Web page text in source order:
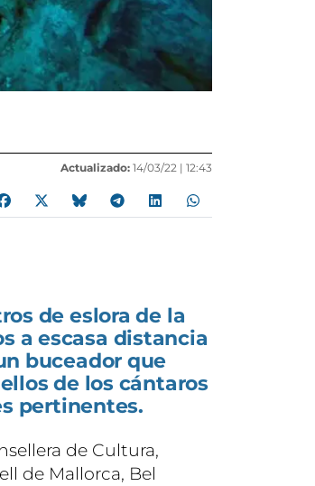
Actualizado: 14/03/22 | 12:43
de eslora de la
a escasa distancia
buceador que
de los cántaros
pertinentes.
de Cultura,
de Mallorca, Bel